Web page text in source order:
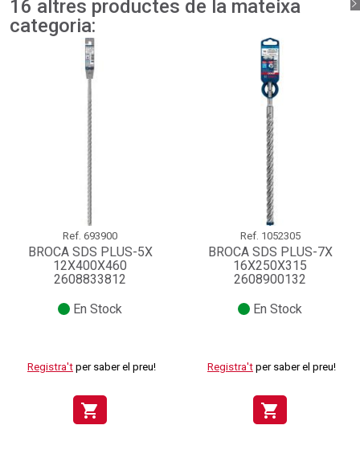
16 altres productes de la mateixa
categoria:
Ref. 693900
BROCA SDS PLUS-5X
12X400X460
2608833812
En Stock
Registra't per saber el preu!
shopping_cart
Ref. 1052305
BROCA SDS PLUS-7X
16X250X315
2608900132
En Stock
Registra't per saber el preu!
shopping_cart